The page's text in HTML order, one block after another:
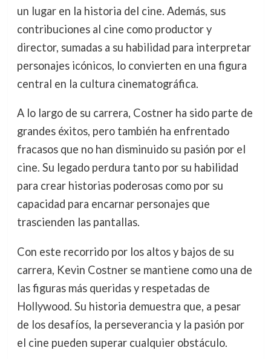
un lugar en la historia del cine. Además, sus
contribuciones al cine como productor y
director, sumadas a su habilidad para interpretar
personajes icónicos, lo convierten en una figura
central en la cultura cinematográfica.
A lo largo de su carrera, Costner ha sido parte de
grandes éxitos, pero también ha enfrentado
fracasos que no han disminuido su pasión por el
cine. Su legado perdura tanto por su habilidad
para crear historias poderosas como por su
capacidad para encarnar personajes que
trascienden las pantallas.
Con este recorrido por los altos y bajos de su
carrera, Kevin Costner se mantiene como una de
las figuras más queridas y respetadas de
Hollywood. Su historia demuestra que, a pesar
de los desafíos, la perseverancia y la pasión por
el cine pueden superar cualquier obstáculo.